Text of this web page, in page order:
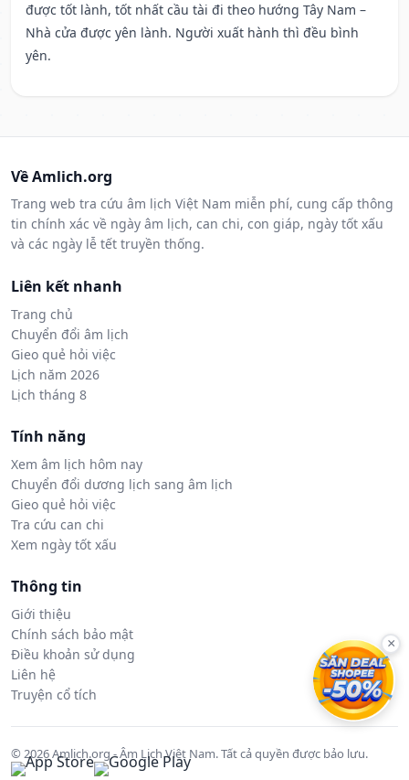
được tốt lành, tốt nhất cầu tài đi theo hướng Tây Nam –
Nhà cửa được yên lành. Người xuất hành thì đều bình
yên.
Về Amlich.org
Trang web tra cứu âm lịch Việt Nam miễn phí, cung cấp thông
tin chính xác về ngày âm lịch, can chi, con giáp, ngày tốt xấu
và các ngày lễ tết truyền thống.
Liên kết nhanh
Trang chủ
Chuyển đổi âm lịch
Gieo quẻ hỏi việc
Lịch năm 2026
Lịch tháng 8
Tính năng
Xem âm lịch hôm nay
Chuyển đổi dương lịch sang âm lịch
Gieo quẻ hỏi việc
Tra cứu can chi
Xem ngày tốt xấu
Thông tin
Giới thiệu
Chính sách bảo mật
Điều khoản sử dụng
Liên hệ
Truyện cổ tích
© 2026 Amlich.org - Âm Lịch Việt Nam. Tất cả quyền được bảo lưu.
×